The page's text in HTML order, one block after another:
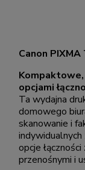
Canon
opcjami
Ta wydajna
domowego
skanowanie i
opcje
przenośnymi i